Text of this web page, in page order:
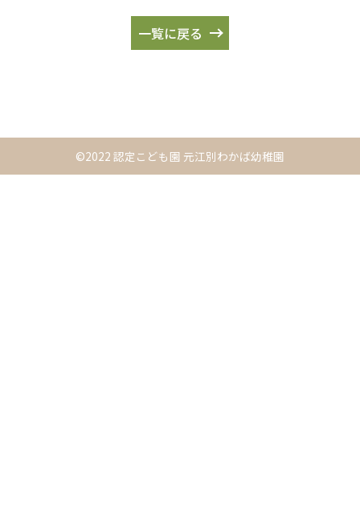
一覧に戻る
©2022 認定こども園 元江別わかば幼稚園